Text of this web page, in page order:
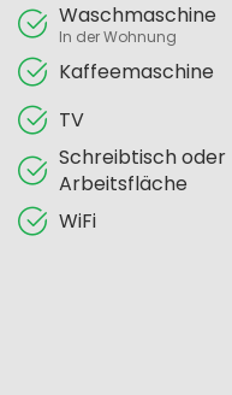
Waschmaschine
In der Wohnung
Kaffeemaschine
TV
Schreibtisch oder
Arbeitsfläche
WiFi